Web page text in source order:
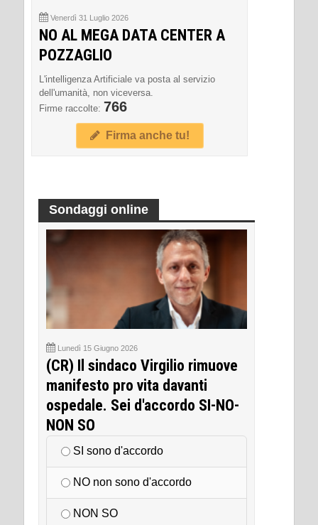
Venerdì 31 Luglio 2026
NO AL MEGA DATA CENTER A
POZZAGLIO
L'intelligenza Artificiale va posta al servizio
dell'umanità, non viceversa.
Firme raccolte: 766
Firma anche tu!
Sondaggi online
Lunedì 15 Giugno 2026
(CR) Il sindaco Virgilio rimuove
manifesto pro vita davanti
ospedale. Sei d'accordo SI-NO-
NON SO
SI sono d'accordo
NO non sono d'accordo
NON SO